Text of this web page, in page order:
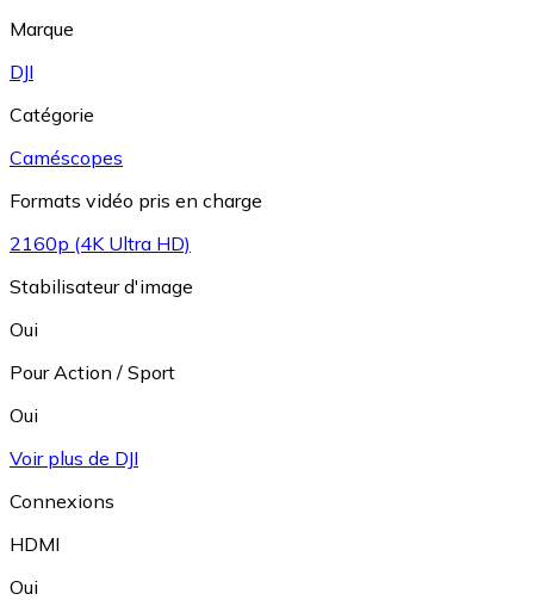
Marque
DJI
Catégorie
Caméscopes
Formats vidéo pris en charge
2160p (4K Ultra HD)
Stabilisateur d'image
Oui
Pour Action / Sport
Oui
Voir plus de DJI
Connexions
HDMI
Oui